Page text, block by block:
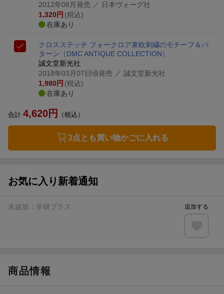
2012年08月発売 ／ 日本ヴォーグ社
1,320円 (税込)
在庫あり
クロスステッチ フォークロア東欧刺繍のモチーフ＆パ
ターン （DMC ANTIQUE COLLECTION）
誠文堂新光社
2018年03月07日頃発売 ／ 誠文堂新光社
1,980円 (税込)
在庫あり
合計 4,620円 （税込）
3点とも買い物かごに入れる
お気に入り新着通知
未追加： 学研プラス 追加する
商品情報